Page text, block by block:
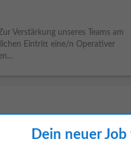
Verstärkung unseres Teams am
Eintritt eine/n Operativer
des Projektteams
Dein neuer